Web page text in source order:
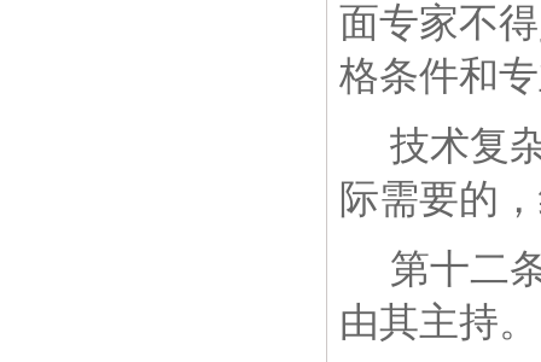
面专家不
格条件和
技术复
际需要的
第十二
由其主持。